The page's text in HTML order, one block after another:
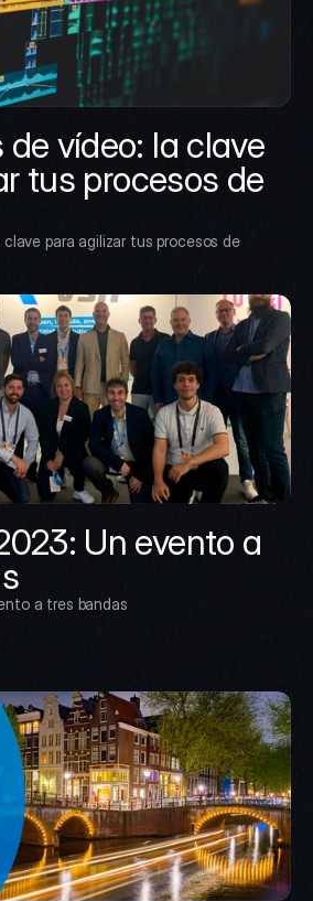
vídeo: la clave
tus procesos de
para agilizar tus procesos de
Un evento a
a tres bandas